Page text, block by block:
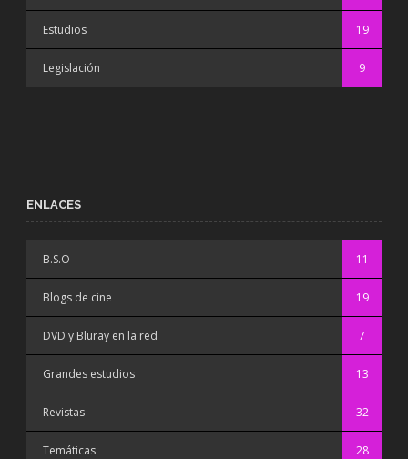
Estudios 19
Legislación 9
ENLACES
B.S.O 11
Blogs de cine 19
DVD y Bluray en la red 7
Grandes estudios 13
Revistas 32
Temáticas 28